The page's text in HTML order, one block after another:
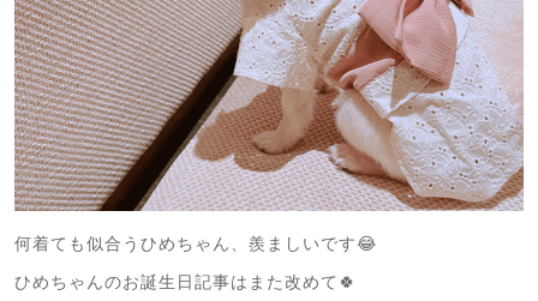
何着ても似合うひめちゃん、羨ましいです😂
ひめちゃんのお誕生日記事はまた改めて🍀